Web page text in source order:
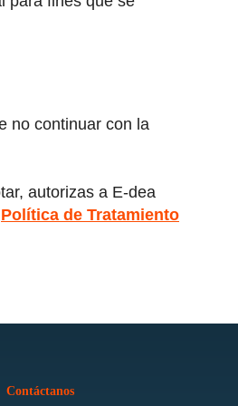
no continuar con la
autorizas a E-dea
Política de Tratamiento
Contáctanos